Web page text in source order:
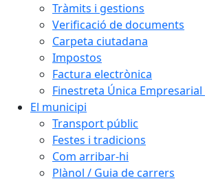
Tràmits i gestions
Verificació de documents
Carpeta ciutadana
Impostos
Factura electrònica
Finestreta Única Empresarial
El municipi
Transport públic
Festes i tradicions
Com arribar-hi
Plànol / Guia de carrers